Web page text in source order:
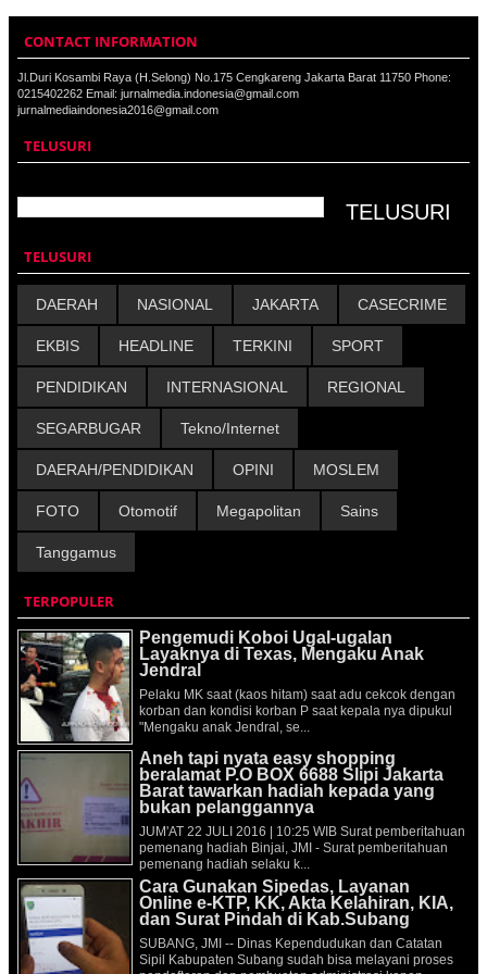
CONTACT INFORMATION
Jl.Duri Kosambi Raya (H.Selong) No.175 Cengkareng Jakarta Barat 11750 Phone:
0215402262 Email: jurnalmedia.indonesia@gmail.com
jurnalmediaindonesia2016@gmail.com
TELUSURI
TELUSURI
DAERAH NASIONAL JAKARTA CASECRIME
EKBIS HEADLINE TERKINI SPORT
PENDIDIKAN INTERNASIONAL REGIONAL
SEGARBUGAR Tekno/Internet
DAERAH/PENDIDIKAN OPINI MOSLEM
FOTO Otomotif Megapolitan Sains
Tanggamus
TERPOPULER
Pengemudi Koboi Ugal-ugalan
Layaknya di Texas, Mengaku Anak
Jendral
Pelaku MK saat (kaos hitam) saat adu cekcok dengan
korban dan kondisi korban P saat kepala nya dipukul
"Mengaku anak Jendral, se...
Aneh tapi nyata easy shopping
beralamat P.O BOX 6688 Slipi Jakarta
Barat tawarkan hadiah kepada yang
bukan pelanggannya
JUM'AT 22 JULI 2016 | 10:25 WIB Surat pemberitahuan
pemenang hadiah Binjai, JMI - Surat pemberitahuan
pemenang hadiah selaku k...
Cara Gunakan Sipedas, Layanan
Online e-KTP, KK, Akta Kelahiran, KIA,
dan Surat Pindah di Kab.Subang
SUBANG, JMI -- Dinas Kependudukan dan Catatan
Sipil Kabupaten Subang sudah bisa melayani proses